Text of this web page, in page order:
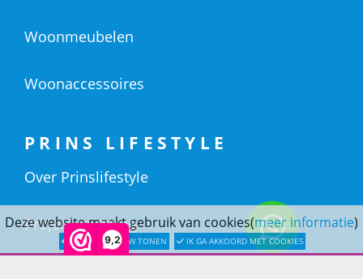
9,2
Deze website maakt gebruik van cookies(meer informatie)
LATER OPNIEUW TONEN IK GA AKKOORD MET COOKIES
Woonmeubelen
Woonaccessoires
PRINS LIFESTYLE
Over Prinslifestyle
Projectinrichting